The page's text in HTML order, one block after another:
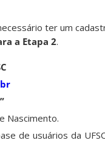
ter um
a Etapa 2.
Nascimento.
de usuários da